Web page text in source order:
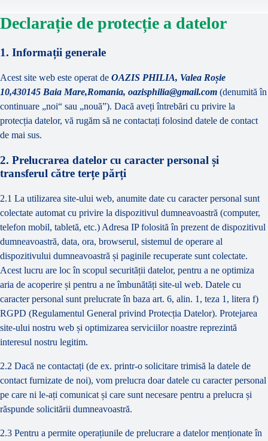
Declarație de protecție a datelor
1. Informații generale
Acest site web este operat de OAZIS PHILIA, Valea Roșie
10,430145 Baia Mare,Romania, oazisphilia@gmail.com (denumită în
continuare „noi“ sau „nouă”). Dacă aveți întrebări cu privire la
protecția datelor, vă rugăm să ne contactați folosind datele de contact
de mai sus.
2. Prelucrarea datelor cu caracter personal și
transferul către terțe părți
2.1 La utilizarea site-ului web, anumite date cu caracter personal sunt
colectate automat cu privire la dispozitivul dumneavoastră (computer,
telefon mobil, tabletă, etc.) Adresa IP folosită în prezent de dispozitivul
dumneavoastră, data, ora, browserul, sistemul de operare al
dispozitivului dumneavoastră și paginile recuperate sunt colectate.
Acest lucru are loc în scopul securității datelor, pentru a ne optimiza
aria de acoperire și pentru a ne îmbunătăți site-ul web. Datele cu
caracter personal sunt prelucrate în baza art. 6, alin. 1, teza 1, litera f)
RGPD (Regulamentul General privind Protecția Datelor). Protejarea
site-ului nostru web și optimizarea serviciilor noastre reprezintă
interesul nostru legitim.
2.2 Dacă ne contactați (de ex. printr-o solicitare trimisă la datele de
contact furnizate de noi), vom prelucra doar datele cu caracter personal
pe care ni le-ați comunicat și care sunt necesare pentru a prelucra și
răspunde solicitării dumneavoastră.
2.3 Pentru a permite operațiunile de prelucrare a datelor menționate în